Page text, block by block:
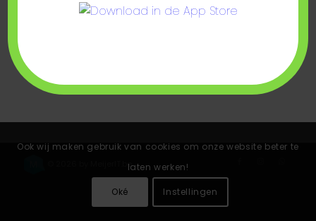
Try similar keywords, for example: tablet instead of
MeijerIT.be
Ook wij maken gebruik van cookies om onze website beter te
laten werken!
Oké Instellingen